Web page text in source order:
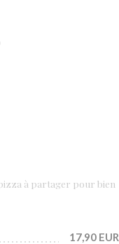
à partager pour bien
17,90 EUR